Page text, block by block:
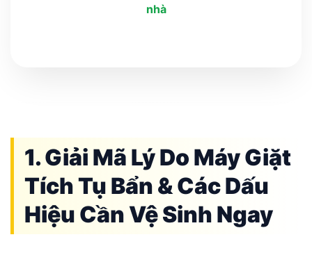
nhà
1. Giải Mã Lý Do Máy Giặt
Tích Tụ Bẩn & Các Dấu
Hiệu Cần Vệ Sinh Ngay